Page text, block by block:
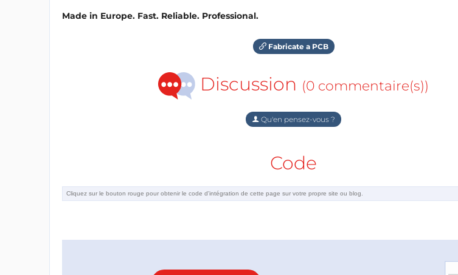
Made in Europe. Fast. Reliable. Professional.
Fabricate a PCB
Discussion (0 commentaire(s))
Qu'en pensez-vous ?
Code